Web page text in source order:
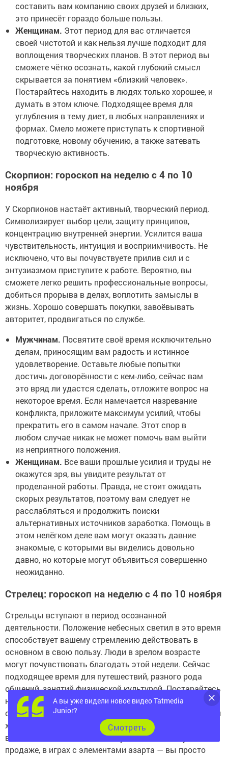
составить вам компанию своих друзей и близких,
это принесёт гораздо больше пользы.
Женщинам. Этот период для вас отличается
своей чистотой и как нельзя лучше подходит для
воплощения творческих планов. В этот период вы
сможете чётко осознать, какой глубокий смысл
скрывается за понятием «близкий человек».
Постарайтесь находить в людях только хорошее, и
думать в этом ключе. Подходящее время для
углубления в тему диет, в любых направлениях и
формах. Смело можете приступать к спортивной
подготовке, новому обучению, а также затевать
творческую активность.
Скорпион: гороскоп на неделю с 4 по 10
ноября
У Скорпионов настаёт активный, творческий период.
Символизирует выбор цели, защиту принципов,
концентрацию внутренней энергии. Усилится ваша
чувствительность, интуиция и восприимчивость. Не
исключено, что вы почувствуете прилив сил и с
энтузиазмом приступите к работе. Вероятно, вы
сможете легко решить профессиональные вопросы,
добиться прорыва в делах, воплотить замыслы в
жизнь. Хорошо совершать покупки, завоёвывать
авторитет, продвигаться по службе.
Мужчинам. Посвятите своё время исключительно
делам, приносящим вам радость и истинное
удовлетворение. Оставьте любые попытки
достичь договорённости с кем-либо, сейчас вам
это вряд ли удастся сделать, отложите вопрос на
некоторое время. Если намечается назревание
конфликта, приложите максимум усилий, чтобы
прекратить его в самом начале. Этот спор в
любом случае никак не может помочь вам выйти
из неприятного положения.
Женщинам. Все ваши прошлые усилия и труды не
окажутся зря, вы увидите результат от
проделанной работы. Правда, не стоит ожидать
скорых результатов, поэтому вам следует не
расслабляться и продолжить поиски
альтернативных источников заработка. Помощь в
этом нелёгком деле вам могут оказать давние
знакомые, с которыми вы виделись довольно
давно, но которые могут объявиться совершенно
неожиданно.
Стрелец: гороскоп на неделю с 4 по 10 ноября
Стрельцы вступают в период осознанной
деятельности. Положение небесных светил в это время
способствует вашему стремлению действовать в
основном в свою пользу. Люди в зрелом возрасте
могут почувствовать благодать этой недели. Сейчас
подходящее время для путешествий, разного рода
общений, занятий физической культурой. Постарайтесь
не быть слишком открытым и доверчивым. В свою
очередь, обещания давайте лишь в том случае, если вы
хорошенько обдумали такой шаг. Девушкам лучше не
возлагать особых надежд на удачливость в купле-
продаже, в играх с элементами азарта — вы просто
А вы уже видели новое видео Tatmedia
Junior?
Cмотреть